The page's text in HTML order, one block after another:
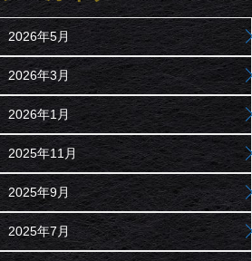
2026年5月
2026年3月
2026年1月
2025年11月
2025年9月
2025年7月